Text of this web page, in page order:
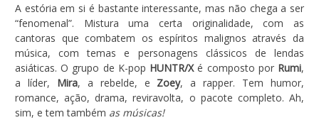
A estória em si é bastante interessante, mas não chega a ser
“fenomenal”. Mistura uma certa originalidade, com as
cantoras que combatem os espíritos malignos através da
música, com temas e personagens clássicos de lendas
asiáticas. O grupo de K-pop HUNTR/Xé composto por Rumi,
a líder, Mira, a rebelde, e Zoey, a rapper. Tem humor,
romance, ação, drama, reviravolta, o pacote completo. Ah,
sim, e tem também as músicas!